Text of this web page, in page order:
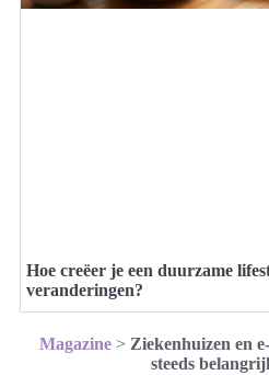
Hoe creëer je een duurzame
veranderingen?
Magazine > Ziekenhuizen en
steeds